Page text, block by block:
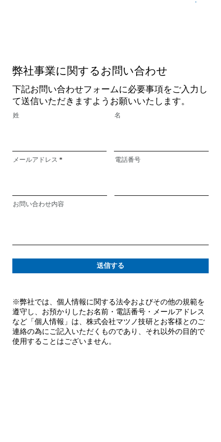
姓 名
メールアドレス 電話番号
お問い合わせ内容
送信する
弊社事業に関するお問い合わせ
下記お問い合わせフォームに必要事項をご入力し
て送信いただきますようお願いいたします。
※弊社では、個人情報に関する法令およびその他の規範を
遵守し、お預かりしたお名前・電話番号・メールアドレス
など「個人情報」は、株式会社マツノ技研とお客様とのご
連絡の為にご記入いただくものであり、それ以外の目的で
使用することはございません。